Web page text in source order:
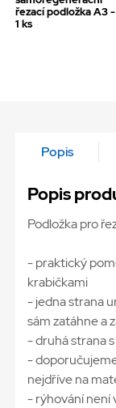
řezací podložka A3 -
1 ks
Popis
Popis
Podložka pro
- praktický
krabičkami
- jedna strana
sám zatáhne a
- druhá strana
-
nejdříve na
- rýhování není